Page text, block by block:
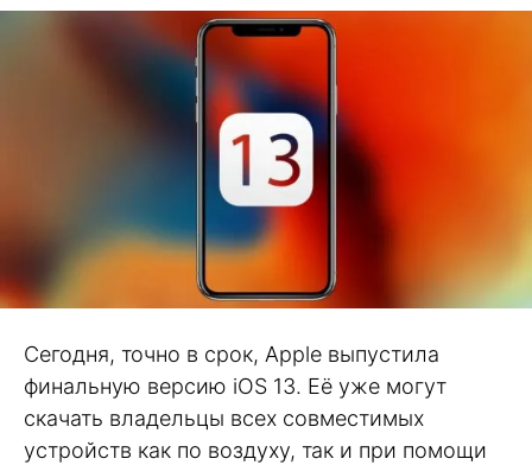
Сегодня, точно в срок, Apple выпустила
финальную версию iOS 13. Её уже могут
скачать владельцы всех совместимых
устройств как по воздуху, так и при помощи